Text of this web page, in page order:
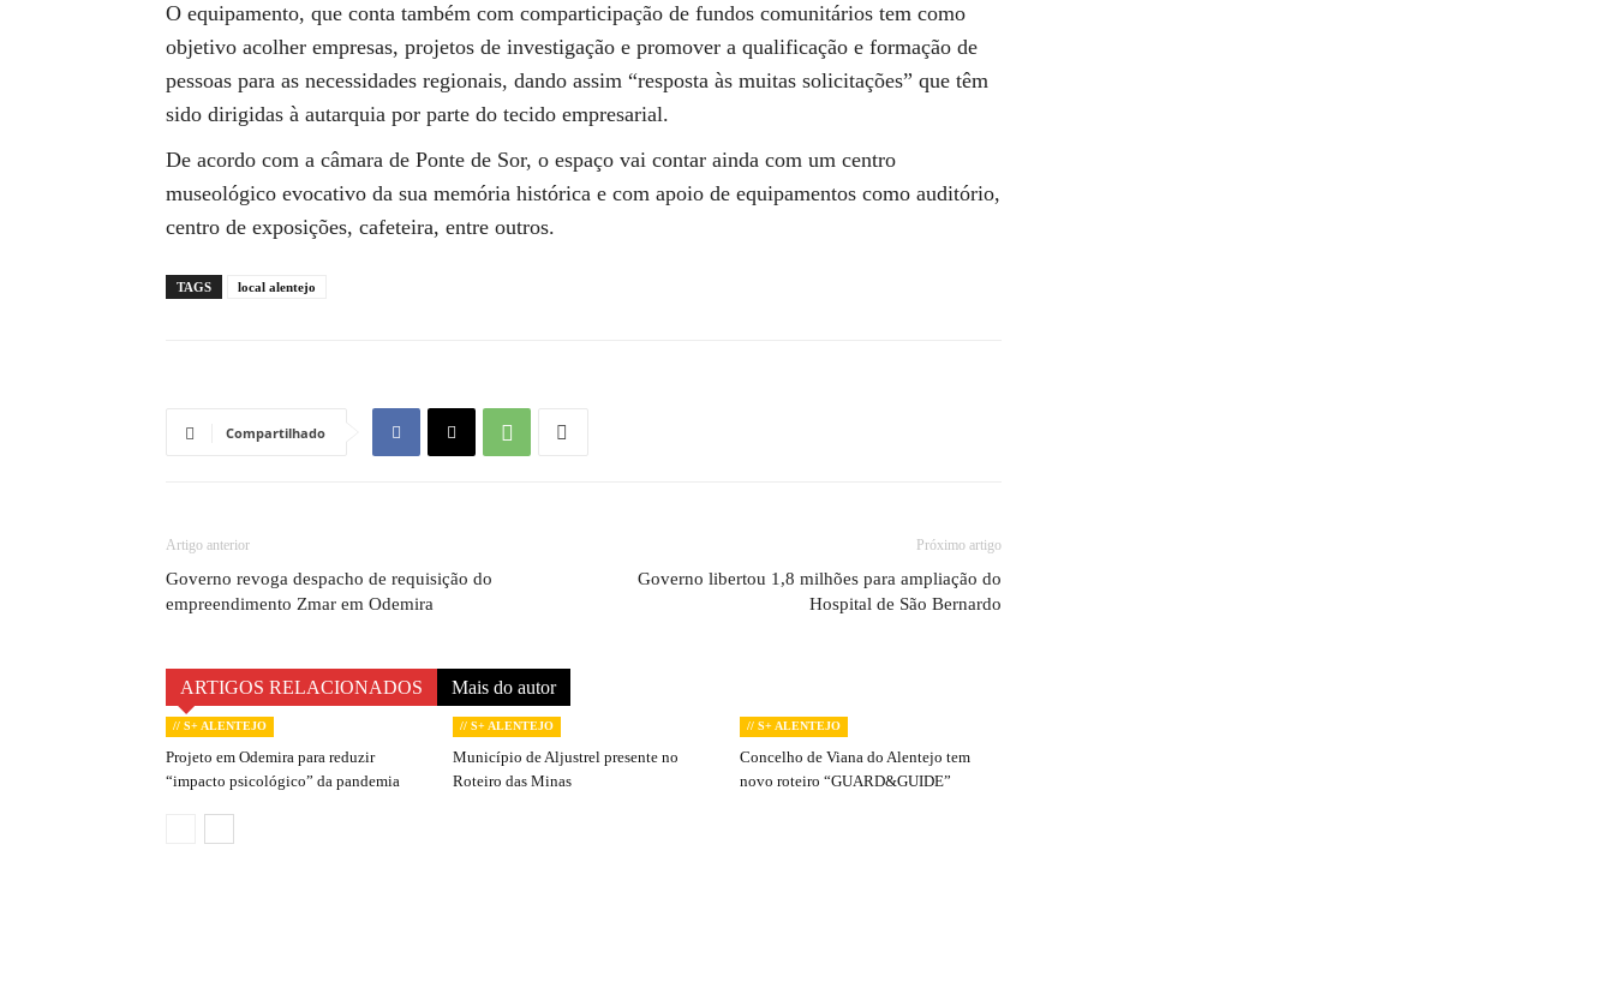
O equipamento, que conta também com comparticipação de fundos comunitários tem como
objetivo acolher empresas, projetos de investigação e promover a qualificação e formação de
pessoas para as necessidades regionais, dando assim “resposta às muitas solicitações” que têm
sido dirigidas à autarquia por parte do tecido empresarial.
De acordo com a câmara de Ponte de Sor, o espaço vai contar ainda com um centro
museológico evocativo da sua memória histórica e com apoio de equipamentos como auditório,
centro de exposições, cafeteira, entre outros.
TAGS local alentejo
Compartilhado
Artigo anterior
Governo revoga despacho de requisição do
empreendimento Zmar em Odemira
Próximo artigo
Governo libertou 1,8 milhões para ampliação do
Hospital de São Bernardo
ARTIGOS RELACIONADOS Mais do autor
// S+ ALENTEJO
Projeto em Odemira para reduzir
“impacto psicológico” da pandemia
// S+ ALENTEJO
Município de Aljustrel presente no
Roteiro das Minas
// S+ ALENTEJO
Concelho de Viana do Alentejo tem
novo roteiro “GUARD&GUIDE”